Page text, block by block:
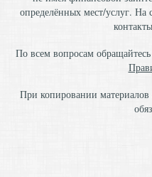
определённых мест/услуг. На
По всем вопросам
При копировании материалов